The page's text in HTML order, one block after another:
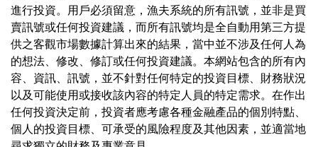
進行投資。用戶必須留意，漁夫系統的所有訊號，並非是買
賣訊號或任何投資建議，而所有訊號均是全自動用第三方提
供之客觀市場數據計算出來的結果，當中並不涉及任何人為
的想法、修改、修訂或任何投資建議。本網站包含的所有內
容、資訊、訊號，並不針對任何特定的投資目標、財務狀況
以及可能使用或接收該內容的特定人員的特定需求。在作出
任何投資決定前，投資者應考慮各種金融產品的個別特點、
個人的投資目標、可承受的風險程度及其他因素，並適當地